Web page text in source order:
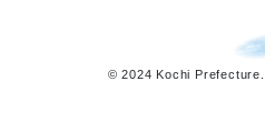
© 2024 Kochi